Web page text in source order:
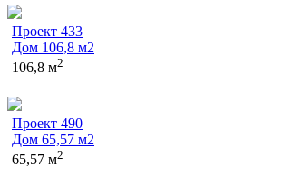
Проект 433
Дом 106,8 м2
106,8 м2
Проект 490
Дом 65,57 м2
65,57 м2